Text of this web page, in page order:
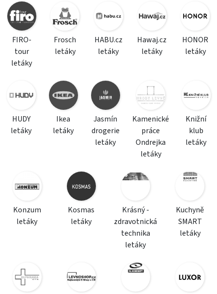
FIRO-
tour
letáky
Frosch
letáky
HABU.cz
letáky
Hawaj.cz
letáky
HONOR
letáky
HUDY
letáky
Ikea
letáky
Jasmín
drogerie
letáky
Kamenické
práce
Ondrejka
letáky
Knižní
klub
letáky
Konzum
letáky
Kosmas
letáky
Krásný -
zdravotnická
technika
letáky
Kuchyně
SMART
letáky